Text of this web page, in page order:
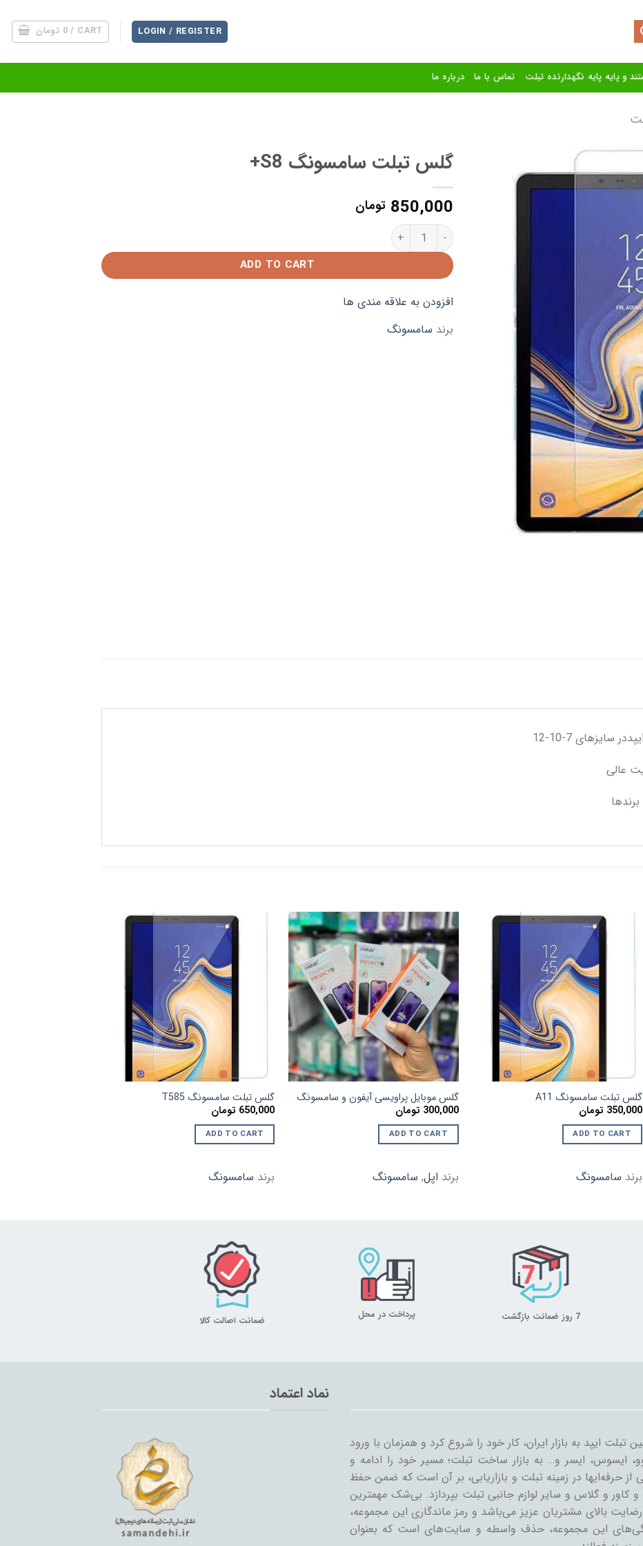
LOGIN / REGISTER
CART /
0 تومان
و پایه پایه نگهدارنده تبلت تماس با ما درباره ما
گلس تبلت سامسونگ S8+
850,000 تومان
گلس تبلت سامسونگ S8+ quantity
ADD TO CART
افزودن به علاقه مندی ها
برند سامسونگ
7-10-12
عالی
مندی
ها
گلس تبلت سامسونگ A11
350,000 تومان
ADD TO CART
برند سامسونگ
افزودن
به
علاقه
مندی
ها
گلس موبایل پراویسی آیفون و سامسونگ
300,000 تومان
ADD TO CART
برند اپل, سامسونگ
مندی
ها
گلس تبلت سامسونگ T585
650,000 تومان
ADD TO CART
برند سامسونگ
7 روز ضمانت بازگشت پرداخت در محل
ضمانت اصالت کالا
همراه با ورود اولین تبلت ایپد به بازار ایران، کار خود را شروع کرد و همزمان با ورود
ایسوس، ایسر و… به بازار ساخت تبلت؛ مسیر خود را ادامه و
حرفه‌ایها در زمینه تبلت و بازاریابی، بر آن است که ضمن حفظ
و گلاس و سایر لوازم جانبی تبلت بپردازد. بی‌شک مهمترین
بالای مشتریان عزیز می‌باشد و رمز ماندگاری این مجموعه،
این مجموعه، حذف واسطه و سایت‌های است که بعنوان
نماد اعتماد